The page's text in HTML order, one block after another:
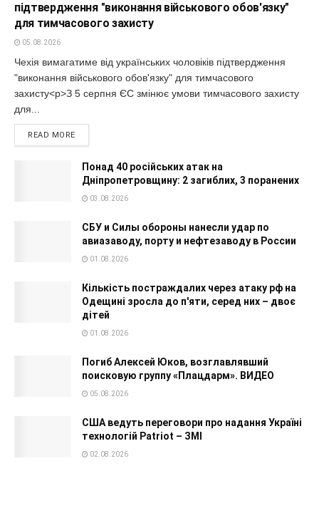
підтвердження "виконання військового обов'язку"
для тимчасового захисту
05.08.2026
Чехія вимагатиме від українських чоловіків підтвердження
"виконання військового обов'язку" для тимчасового
захисту<p>З 5 серпня ЄС змінює умови тимчасового захисту
для...
READ MORE
Понад 40 російських атак на
Дніпропетровщину: 2 загиблих, 3 поранених
03.08.2026
СБУ и Силы обороны нанесли удар по
авиазаводу, порту и нефтезаводу в России
01.08.2026
Кількість постраждалих через атаку рф на
Одещині зросла до п'яти, серед них – двоє
дітей
01.08.2026
Погиб Алексей Юков, возглавлявший
поисковую группу «Плацдарм». ВИДЕО
05.08.2026
США ведуть переговори про надання Україні
технологій Patriot – ЗМІ
02.08.2026